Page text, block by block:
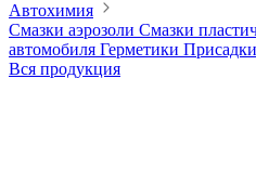
Автохимия
Смазки аэрозоли Смазки
автомобиля Герметики
Вся продукция